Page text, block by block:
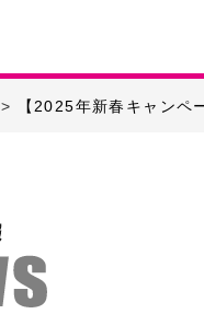
【2025年新春キャンペ